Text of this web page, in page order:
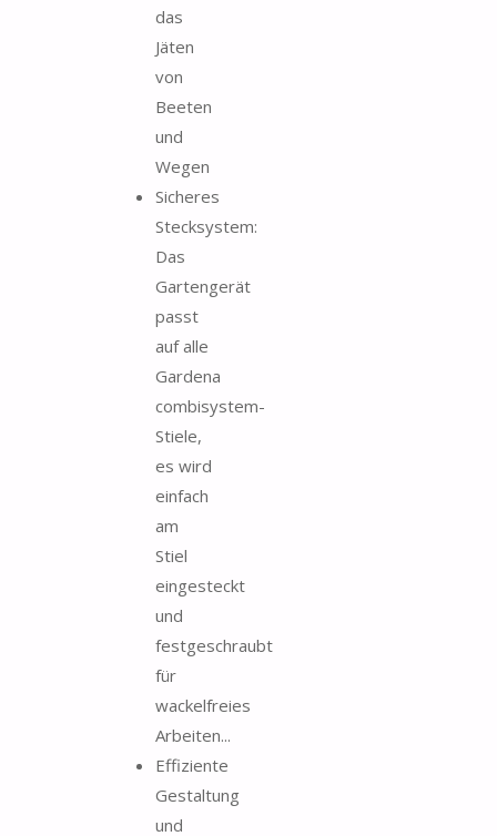
das
Jäten
von
Beeten
und
Wegen
Sicheres
Stecksystem:
Das
Gartengerät
passt
auf alle
Gardena
combisystem-
Stiele,
es wird
einfach
am
Stiel
eingesteckt
und
festgeschraubt
für
wackelfreies
Arbeiten...
Effiziente
Gestaltung
und